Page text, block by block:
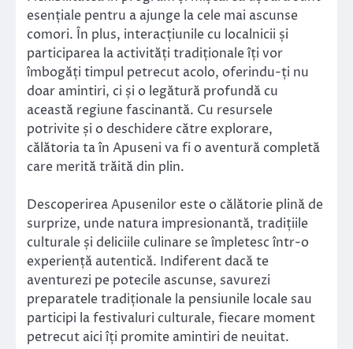
esențiale pentru a ajunge la cele mai ascunse
comori. În plus, interacțiunile cu localnicii și
participarea la activități tradiționale îți vor
îmbogăți timpul petrecut acolo, oferindu-ți nu
doar amintiri, ci și o legătură profundă cu
această regiune fascinantă. Cu resursele
potrivite și o deschidere către explorare,
călătoria ta în Apuseni va fi o aventură completă
care merită trăită din plin.
Descoperirea Apusenilor este o călătorie plină de
surprize, unde natura impresionantă, tradițiile
culturale și deliciile culinare se împletesc într-o
experiență autentică. Indiferent dacă te
aventurezi pe potecile ascunse, savurezi
preparatele tradiționale la pensiunile locale sau
participi la festivaluri culturale, fiecare moment
petrecut aici îți promite amintiri de neuitat.